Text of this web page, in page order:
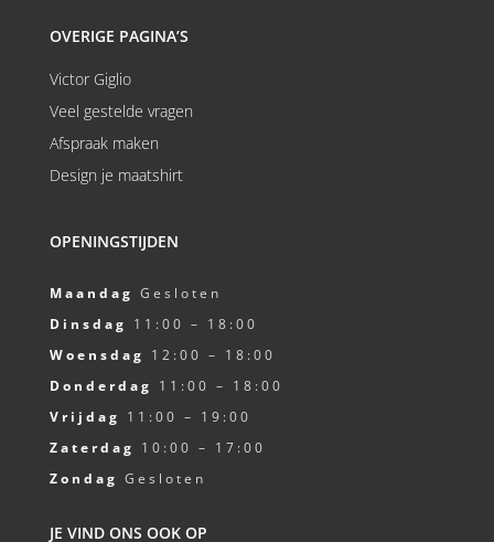
OVERIGE PAGINA’S
Victor Giglio
Veel gestelde vragen
Afspraak maken
Design je maatshirt
OPENINGSTIJDEN
Maandag Gesloten
Dinsdag 11:00 – 18:00
Woensdag 12:00 – 18:00
Donderdag 11:00 – 18:00
Vrijdag 11:00 – 19:00
Zaterdag 10:00 – 17:00
Zondag Gesloten
JE VIND ONS OOK OP